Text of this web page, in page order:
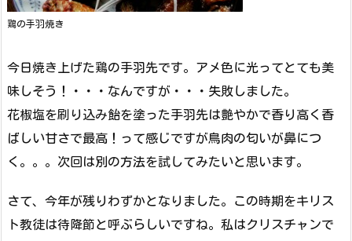
鶏の手羽焼き
今日焼き上げた鶏の手羽先です。アメ色に光ってとても美
味しそう！・・・なんですが・・・失敗しました。
花椒塩を刷り込み飴を塗った手羽先は艶やかで香り高く香
ばしい甘さで最高！って感じですが鳥肉の匂いが鼻につ
く。。。次回は別の方法を試してみたいと思います。
さて、今年が残りわずかとなりました。この時期をキリス
ト教徒は待降節と呼ぶらしいですね。私はクリスチャンで